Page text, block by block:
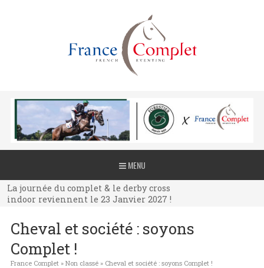
MENU
La journée du complet & le derby cross
indoor reviennent le 23 Janvier 2027 !
La journée du complet & le derby cross
indoor reviennent le 23 Janvier 2027 !
indoor reviennent le 23 Janvier 2027 !
Cheval et société : soyons
Complet !
France Complet» Non classé» Cheval et société : soyons Complet !